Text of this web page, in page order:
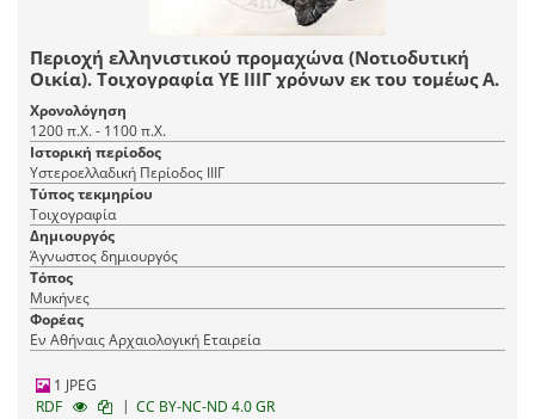
Περιοχή ελληνιστικού προμαχώνα (Νοτιοδυτική
Οικία). Τοιχογραφία ΥΕ ΙΙΙΓ χρόνων εκ του τομέως Α.
Χρονολόγηση
1200 π.Χ. - 1100 π.Χ.
Ιστορική περίοδος
Υστεροελλαδική Περίοδος ΙΙΙΓ
Τύπος τεκμηρίου
Τοιχογραφία
Δημιουργός
Άγνωστος δημιουργός
Τόπος
Μυκήνες
Φορέας
Εν Αθήναις Αρχαιολογική Εταιρεία
1 JPEG
RDF
| CC BY-NC-ND 4.0 GR